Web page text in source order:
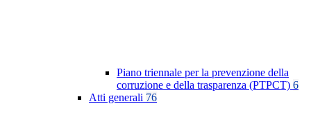
Piano triennale per la prevenzione della
corruzione e della trasparenza (PTPCT) 6
Atti generali 76